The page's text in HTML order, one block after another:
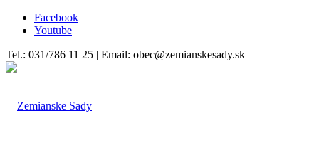
Facebook
Youtube
Tel.: 031/786 11 25 | Email: obec@zemianskesady.sk